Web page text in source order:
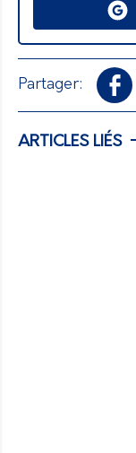
Partager:
ARTICLES LIÉS